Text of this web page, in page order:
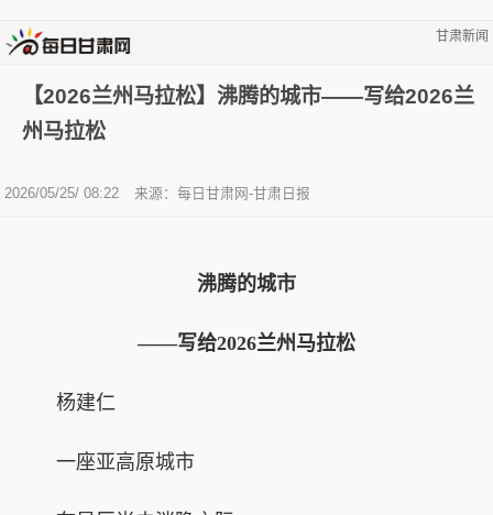
甘肃新闻
【2026兰州马拉松】沸腾的城市——写给2026兰
州马拉松
2026/05/25/ 08:22 来源：每日甘肃网-甘肃日报
沸腾的城市
——写给2026兰州马拉松
杨建仁
一座亚高原城市